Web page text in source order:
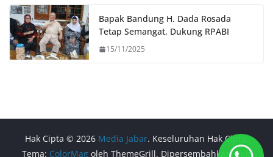
Bapak Bandung H. Dada Rosada
Tetap Semangat, Dukung RPABI
15/11/2025
Hak Cipta © 2026 Media Jabar. Keseluruhan Hak Cipta.
Tema: ColorMag oleh ThemeGrill. Dipersembahkan oleh